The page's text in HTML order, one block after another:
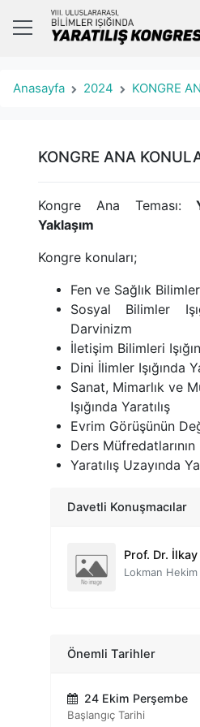
Anasayfa 2024 KONGRE
KONGRE ANA
Kongre Ana Teması:
Yaklaşım
Kongre konuları;
Fen ve Sağlık
Sosyal Bilimler
Darvinizm
İletişim Bilimleri
Dini İlimler Işığında
Sanat, Mimarlık ve
Işığında Yaratılış
Evrim Görüşünün
Ders
Yaratılış Uzayında
Davetli Konuşmacılar
Prof. Dr.
Üsküdar
Prof. Dr.
Prof. Dr. İlkay
Prof. Dr.
Prof. Dr.
Önemli Tarihler
24 Ekim Perşembe
Başlangıç Tarihi